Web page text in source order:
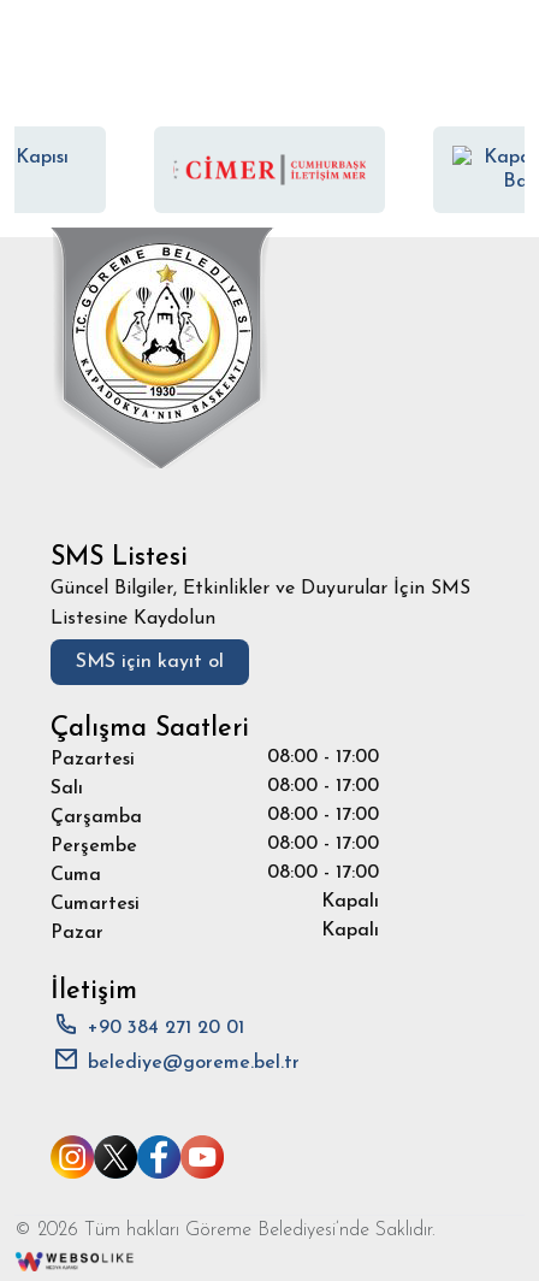
SMS Listesi
Güncel Bilgiler, Etkinlikler ve Duyurular İçin SMS
Listesine Kaydolun
SMS için kayıt ol
Çalışma Saatleri
Pazartesi
08:00 - 17:00
Salı
08:00 - 17:00
Çarşamba
08:00 - 17:00
Perşembe
08:00 - 17:00
Cuma
08:00 - 17:00
Cumartesi
Kapalı
Pazar
Kapalı
İletişim
+90 384 271 20 01
belediye@goreme.bel.tr
© 2026 Tüm hakları Göreme Belediyesi’nde Saklıdır.